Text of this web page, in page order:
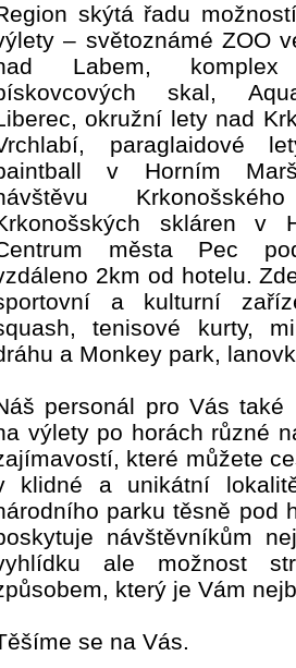
skýtá řadu
– světoznámé ZOO
Labem, komplex
skal,
okružní lety nad
paraglaidové
v Horním
skláren v
města Pec
2km od hotelu.
a kulturní
tenisové kurty,
a Monkey park,
personál pro Vás také
výlety po horách různé
které můžete
klidné a unikátní
parku těsně pod
návštěvníkům
ale možnost
který je Vám
se na Vás.